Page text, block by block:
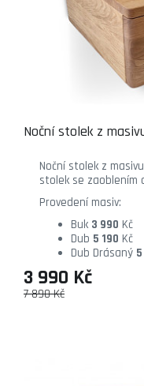
Noční stolek z
Noční stolek z
stolek se zaoblením
Provedení masiv:
Buk 3 990 Kč
Dub 5 190 Kč
Dub Drásaný
7 890 Kč
3 990 Kč